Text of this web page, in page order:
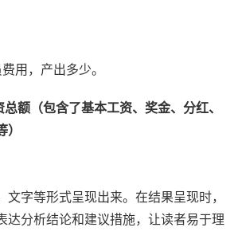
用，产出多少。
额（包含了基本工资、奖金、分红、
字等形式呈现出来。在结果呈现时，
达分析结论和建议措施，让读者易于理